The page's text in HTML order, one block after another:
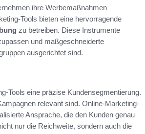
ihre Werbemaßnahmen
Tools bieten eine hervorragende
zu betreiben. Diese Instrumente
und maßgeschneiderte
ausgerichtet sind.
Tools eine präzise Kundensegmentierung.
relevant sind. Online-Marketing-
Ansprache, die den Kunden genau
nur die Reichweite, sondern auch die